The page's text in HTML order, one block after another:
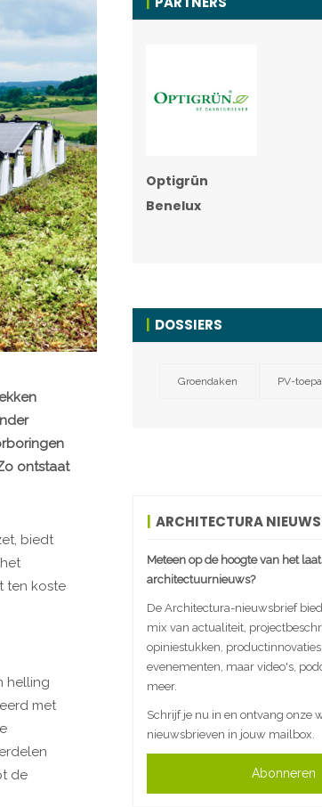
ontstaat
biedt
ten koste
helling
met
de
Optigrün
Benelux
DOSSIERS
Groendaken PV-
ARCHITECTURA
Meteen op de hoogte van het
architectuurnieuws?
De Architectura-nieuwsbrief
mix van actualiteit,
opiniestukken,
evenementen, maar video's,
meer.
Schrijf je nu in en ontvang onze
nieuwsbrieven in jouw mailbox.
Abonneren